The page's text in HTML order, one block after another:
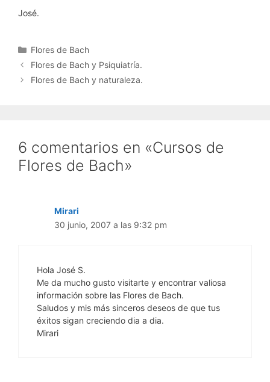
José.
Categorías
Flores de Bach
Flores de Bach y Psiquiatría.
Flores de Bach y naturaleza.
6 comentarios en «Cursos de
Flores de Bach»
Mirari
30 junio, 2007 a las 9:32 pm
Hola José S.
Me da mucho gusto visitarte y encontrar valiosa
información sobre las Flores de Bach.
Saludos y mis más sinceros deseos de que tus
éxitos sigan creciendo dia a dia.
Mirari